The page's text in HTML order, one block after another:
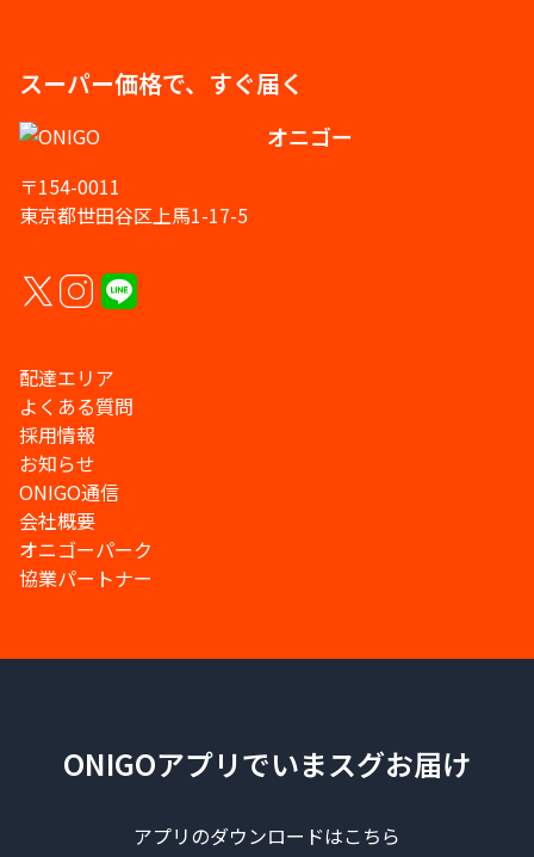
スーパー価格で、すぐ届く
オニゴー
〒154-0011
東京都世田谷区上馬1-17-5
配達エリア
よくある質問
採用情報
お知らせ
ONIGO通信
会社概要
オニゴーパーク
協業パートナー
ONIGOアプリでいまスグお届け
アプリのダウンロードはこちら